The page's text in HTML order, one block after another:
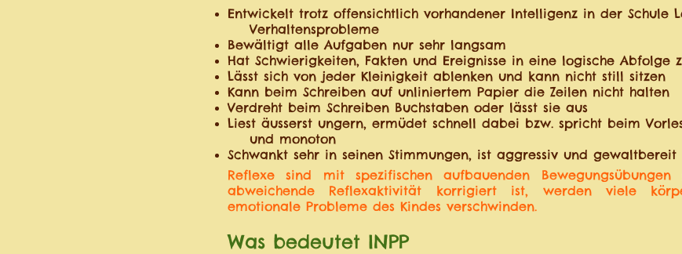
Entwickelt trotz offensichtlich vorhandener Intelligenz in der Schule
Verhaltensprobleme
Bewältigt alle Aufgaben nur sehr langsam
Hat Schwierigkeiten, Fakten und Ereignisse in eine logische Abfolge
Lässt sich von jeder Kleinigkeit ablenken und kann nicht still sitzen
Kann beim Schreiben auf unliniertem Papier die Zeilen nicht halten
Verdreht beim Schreiben Buchstaben oder lässt sie aus
Liest äusserst ungern, ermüdet schnell dabei bzw. spricht beim
und monoton
Schwankt sehr in seinen Stimmungen, ist aggressiv und gewaltbereit
Reflexe sind mit spezifischen aufbauenden
abweichende Reflexaktivität korrigiert ist, werden viele
emotionale Probleme des Kindes verschwinden.
Was bedeutet INPP